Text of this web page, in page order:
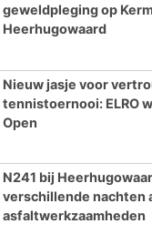
geweldpleging op
Heerhugowaard
Nieuw jasje voor
tennistoernooi: ELRO
Open
N241 bij
verschillende nachten
asfaltwerkzaamheden